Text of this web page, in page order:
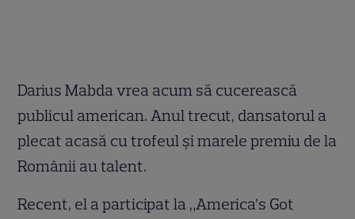
Darius Mabda vrea acum să cucerească
publicul american. Anul trecut, dansatorul a
plecat acasă cu trofeul și marele premiu de la
Românii au talent.
Recent, el a participat la „America’s Got